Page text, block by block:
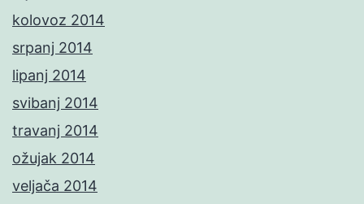
kolovoz 2014
srpanj 2014
lipanj 2014
svibanj 2014
travanj 2014
ožujak 2014
veljača 2014